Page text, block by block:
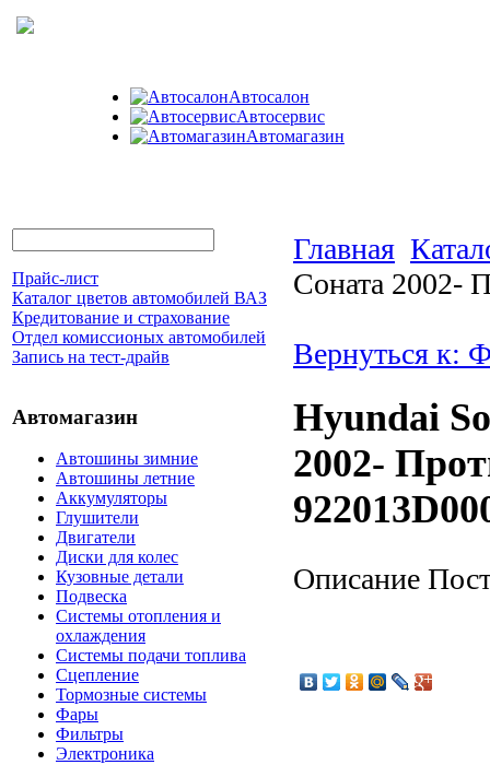
Автосалон
Автосервис
Автомагазин
Прайс-лист
Каталог цветов автомобилей ВАЗ
Кредитование и страхование
Отдел комиссионых автомобилей
Запись на тест-драйв
Автомагазин
Автошины зимние
Автошины летние
Аккумуляторы
Глушители
Двигатели
Диски для колес
Кузовные детали
Подвеска
Системы отопления и
охлаждения
Системы подачи топлива
Сцепление
Тормозные системы
Фары
Фильтры
Электроника
Главная
Соната 2002-
Вернуться к:
Hyundai
2002-
Описание